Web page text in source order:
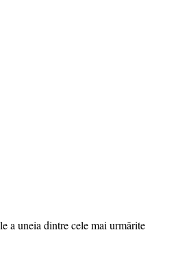
a uneia dintre cele mai urmărite